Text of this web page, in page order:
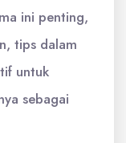
ini penting,
tips dalam
untuk
sebagai